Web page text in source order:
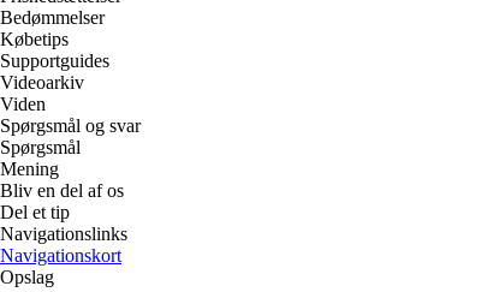
Bedømmelser
Købetips
Supportguides
Videoarkiv
Viden
Spørgsmål og svar
Spørgsmål
Mening
Bliv en del af os
Del et tip
Navigationslinks
Navigationskort
Opslag